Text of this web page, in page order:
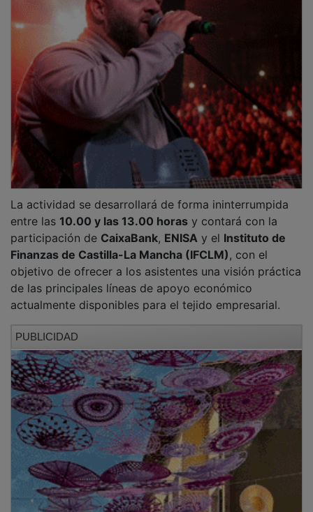
La actividad se desarrollará de forma ininterrumpida
entre las10.00 y las 13.00 horasy contará con la
participación de CaixaBank,ENISA y elInstituto de
Finanzas de Castilla-La Mancha (IFCLM), con el
objetivo de ofrecer a los asistentes una visión práctica
de las principales líneas de apoyo económico
actualmente disponibles para el tejido empresarial.